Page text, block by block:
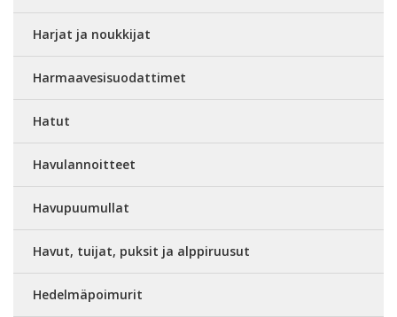
Harjat ja noukkijat
Harmaavesisuodattimet
Hatut
Havulannoitteet
Havupuumullat
Havut, tuijat, puksit ja alppiruusut
Hedelmäpoimurit